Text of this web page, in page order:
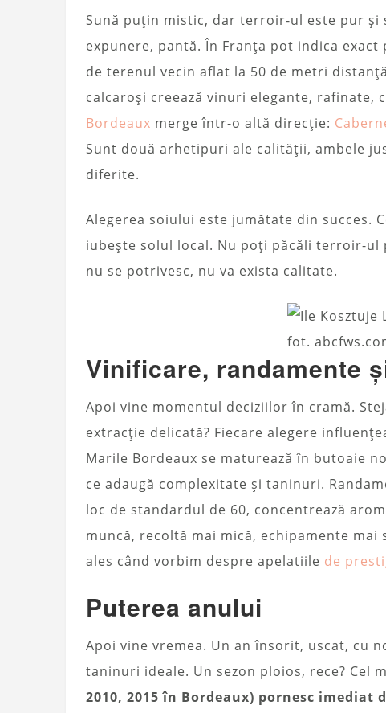
Sună puțin mistic, dar terroir-ul este pur și
expunere, pantă. În Franța pot indica
de terenul vecin aflat la 50 de metri
calcaroși creează vinuri elegante, rafinate,
Bordeaux merge într-o altă direcție:
Sunt două arhetipuri ale calității, ambele
diferite.
Alegerea soiului este jumătate din succes.
iubește solul local. Nu poți păcăli terroir-ul
nu se potrivesc, nu va exista calitate.
fot.
Vinificare, randamente
Apoi vine momentul deciziilor în cramă.
extracție delicată? Fiecare alegere
Marile Bordeaux se maturează în butoaie
ce adaugă complexitate și taninuri.
loc de standardul de 60, concentrează
muncă, recoltă mai mică, echipamente
ales când vorbim despre apelatiile de
Puterea anului
Apoi vine vremea. Un an însorit, uscat, cu
taninuri ideale. Un sezon ploios, rece? Cel
2010, 2015 în Bordeaux) pornesc